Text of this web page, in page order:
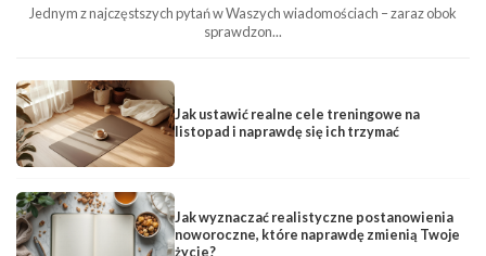
Jednym z najczęstszych pytań w Waszych wiadomościach – zaraz obok
sprawdzon...
Jak ustawić realne cele treningowe na
listopad i naprawdę się ich trzymać
Jak wyznaczać realistyczne postanowienia
noworoczne, które naprawdę zmienią Twoje
życie?